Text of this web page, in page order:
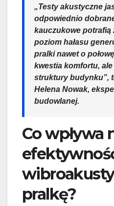
„Testy akustyczne
odpowiednio
kauczukowe potrafią
poziom hałasu
pralki nawet o
kwestia komfortu,
struktury budynku”,
Helena Nowak,
budowlanej.
Co wpływa
pralkę?